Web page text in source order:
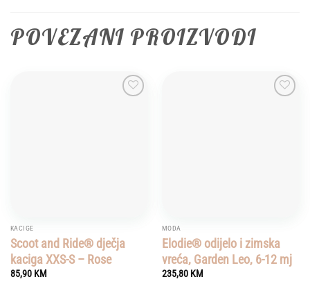
POVEZANI PROIZVODI
KACIGE
Scoot and Ride® dječja
kaciga XXS-S – Rose
85,90 KM
MODA
Elodie® odijelo i zimska
vreća, Garden Leo, 6-12 mj
235,80 KM